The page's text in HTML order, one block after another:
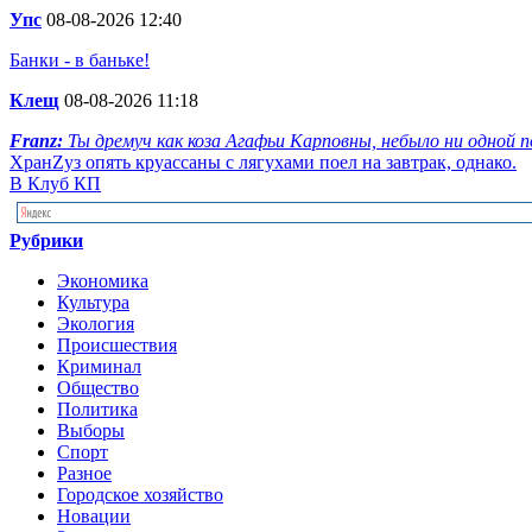
Упс 08-08-2026 12:40
Банки - в баньке!
Клещ 08-08-2026 11:18
Franz: Ты дремуч как коза Агафьи Карповны, небыло ни одной
ХранZуз опять круассаны с лягухами поел на завтрак, однако.
В Клуб КП
Рубрики
Экономика
Культура
Экология
Происшествия
Криминал
Общество
Политика
Выборы
Спорт
Разное
Городское хозяйство
Новации